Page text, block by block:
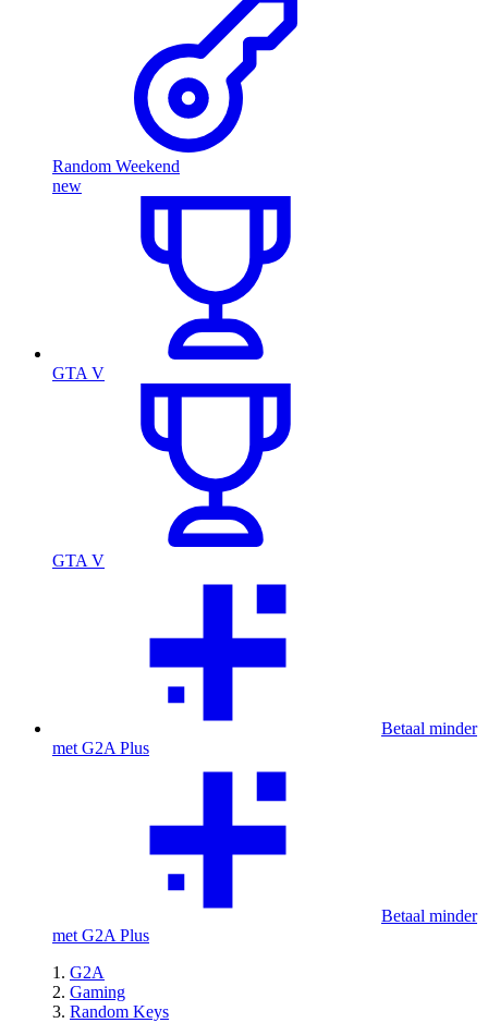
Random Weekend
new
GTA V
GTA V
Betaal minder
met G2A Plus
Betaal minder
met G2A Plus
G2A
Gaming
Random Keys